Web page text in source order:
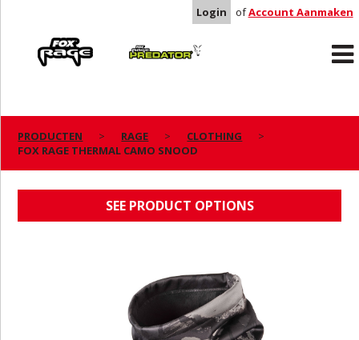
Login ofAccount Aanmaken
Predator
PRODUCTEN RAGE
CLOTHING
FOX RAGE THERMAL CAMO SNOOD
SEE PRODUCT OPTIONS